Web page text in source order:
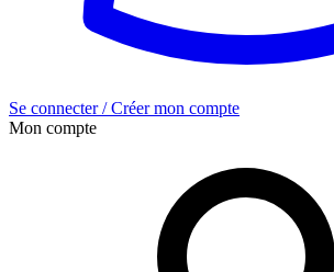
Se connecter / Créer mon compte
Mon compte